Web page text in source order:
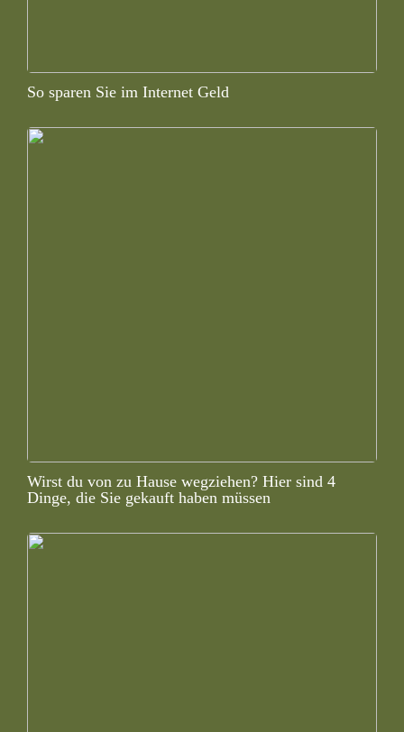
So sparen Sie im Internet Geld
Wirst du von zu Hause wegziehen? Hier sind 4
Dinge, die Sie gekauft haben müssen